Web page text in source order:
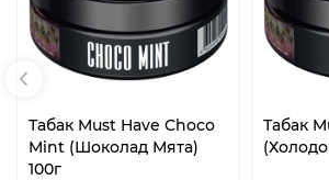
Табак Must Have Choco
Mint (Шоколад Мята)
100г
Табак